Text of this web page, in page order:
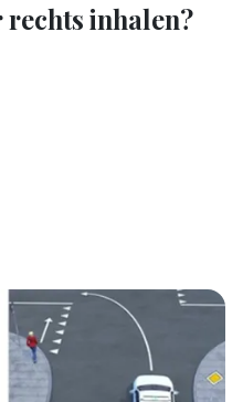
inhalen?